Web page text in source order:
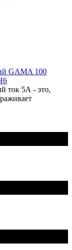
GAMA 100
ток 5А - это,